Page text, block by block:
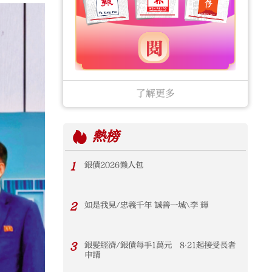
了解更多
熱榜
1 銀債2026懶人包
2 如是我見/忠義千年 誠善一城\李 輝
3
銀髮經濟/銀債每手1萬元 8‧21起接受長者
申請